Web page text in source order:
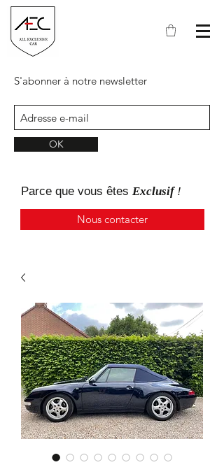
S'abonner à notre newsletter
OK
Parce que vous êtes Exclusif !
Nous contacter